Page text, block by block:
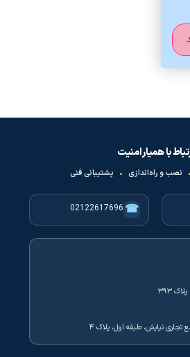
با همیار امنیت
• نصب و راه‌اندازی • پشتیبانی فنی
☎
02122617696
۳۹۳
تجاری نیایش، طبقه اول، پلاک ۴